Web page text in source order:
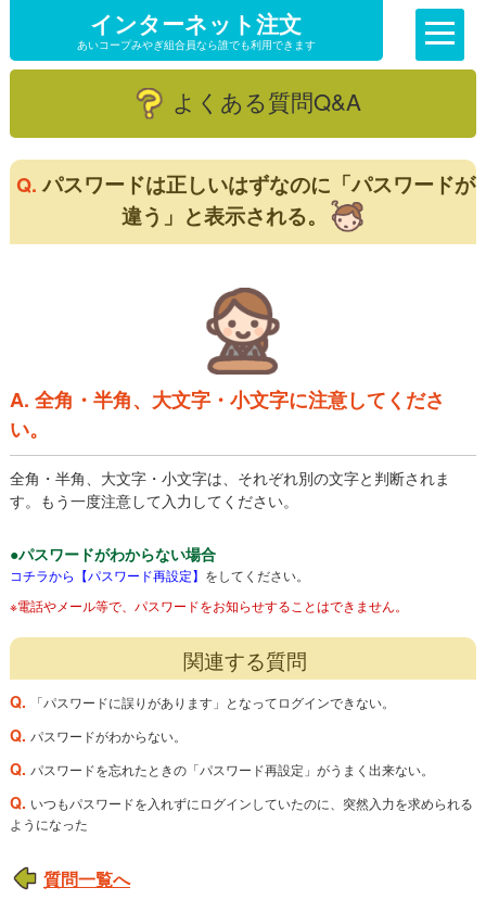
インターネット注文
あいコープみやぎ組合員なら誰でも利用できます
よくある質問Q&A
Q.パスワードは正しいはずなのに「パスワードが
違う」と表示される。
A. 全角・半角、大文字・小文字に注意してくださ
い。
全角・半角、大文字・小文字は、それぞれ別の文字と判断されま
す。もう一度注意して入力してください。
●パスワードがわからない場合
コチラから【パスワード再設定】 をしてください。
※電話やメール等で、パスワードをお知らせすることはできません。
関連する質問
Q. 「パスワードに誤りがあります」となってログインできない。
Q. パスワードがわからない。
Q. パスワードを忘れたときの「パスワード再設定」がうまく出来ない。
Q. いつもパスワードを入れずにログインしていたのに、突然入力を求められる
ようになった
質問一覧へ